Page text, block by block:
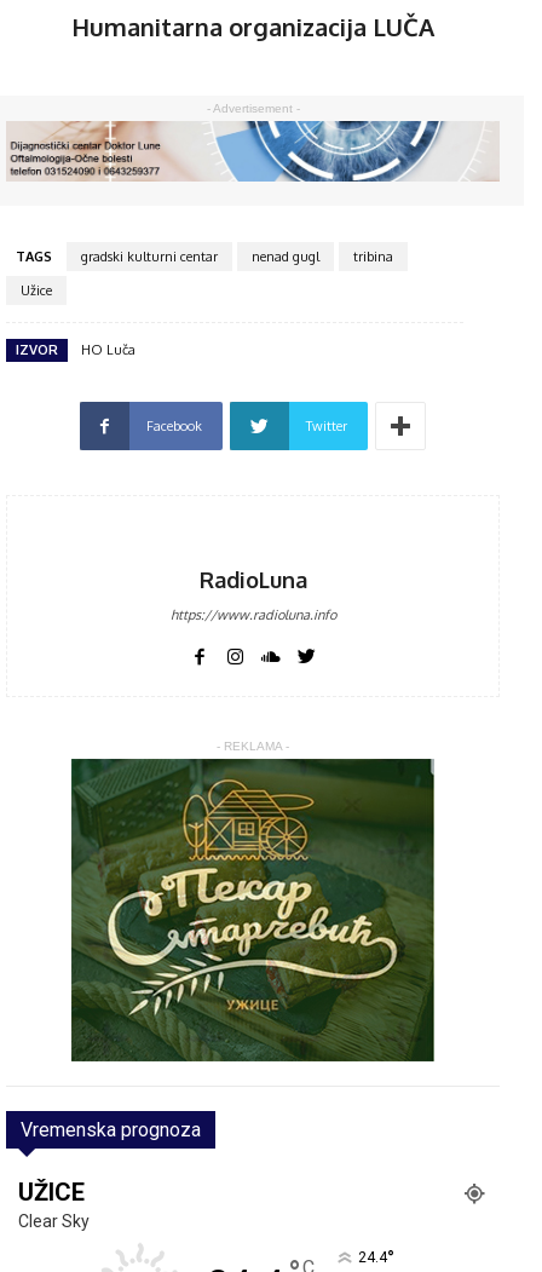
Humanitarna organizacija LUČA
- Advertisement -
TAGS gradski kulturni centar nenad gugl
tribina
Užice
IZVOR HO Luča
Facebook Twitter
RadioLuna
https://www.radioluna.info
- REKLAMA -
Vremenska prognoza
UŽICE
Clear Sky
24.4°